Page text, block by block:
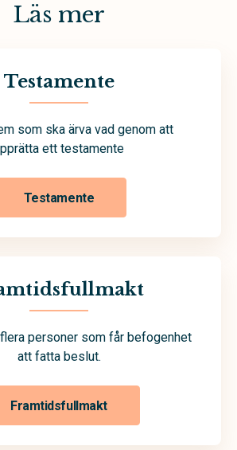
Läs mer
Testamente
som ska ärva vad genom att
ett testamente
Testamente
personer som får befogenhet
att fatta beslut.
Framtidsfullmakt